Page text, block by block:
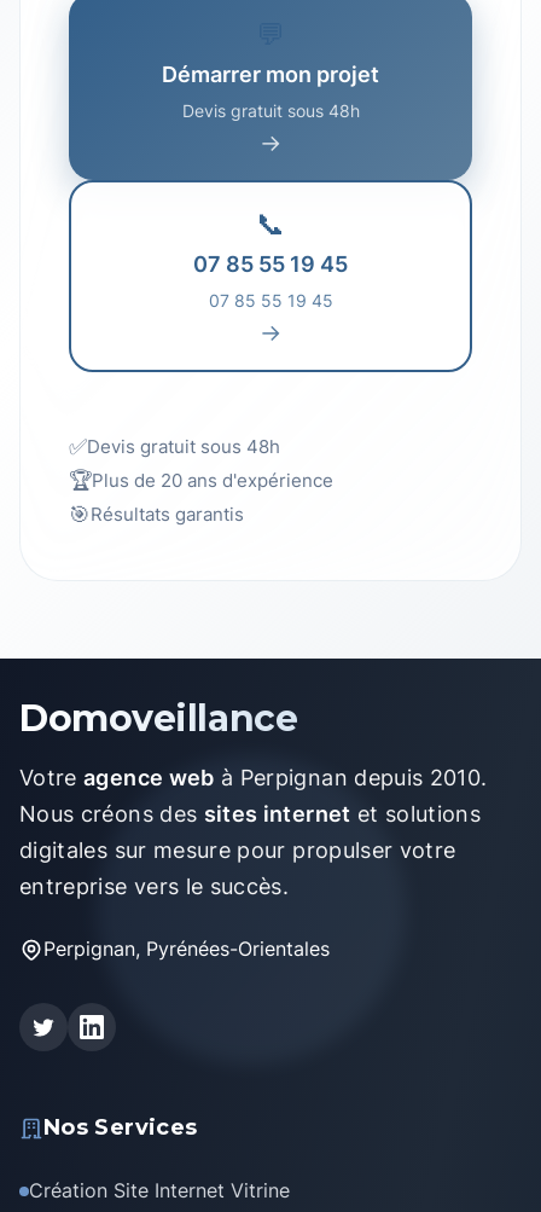
Démarrer mon projet
Devis gratuit sous 48h
→
📞
07 85 55 19 45
07 85 55 19 45
→
✅Devis gratuit sous 48h
🏆Plus de 20 ans d'expérience
🎯Résultats garantis
Domoveillance
Votreagence web à Perpignan depuis 2010.
Nous créons des sites internet et solutions
digitales sur mesure pour propulser votre
entreprise vers le succès.
Perpignan, Pyrénées-Orientales
Nos Services
Création Site Internet Vitrine